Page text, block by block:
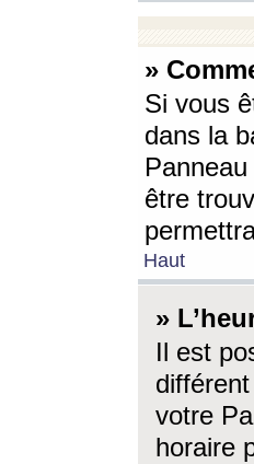
»
Si vous
dans la
être
Haut
»
Il est
votre
horaire